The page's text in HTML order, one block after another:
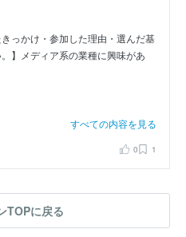
っかけ・参加した理由・選んだ基
】メディア系の業種に興味があ
すべての内容を見る
0 1
TOPに戻る